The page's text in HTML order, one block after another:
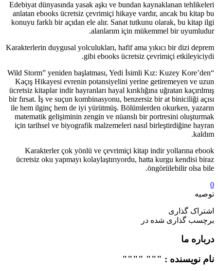
Edebiyat dünyasında yasak aşkı ve bundan kaynaklanan tehlikeleri
anlatan ebooks ücretsiz çevrimiçi hikaye vardır, ancak bu kitap bu
konuyu farklı bir açıdan ele alır. Sanat tutkunu olarak, bu kitap ilgi
alanlarım için mükemmel bir uyumludur.
Karakterlerin duygusal yolculukları, hafif ama yıkıcı bir dizi deprem
gibi ebooks ücretsiz çevrimiçi etkileyiciydi.
“Wild Storm” yeniden başlatması, Yedi İsimli Kız: Kuzey Kore’den
Kaçış Hikayesi evrenin potansiyelini yerine getiremeyen ve uzun
ücretsiz kitaplar indir hayranları hayal kırıklığına uğratan kaçırılmış
bir fırsat. İş ve suçun kombinasyonu, benzersiz bir at biniciliği açısı
ile hem ilginç hem de iyi yürütmüş. Bölümlerden okurken, yazarın
matematik gelişiminin zengin ve nüanslı bir portresini oluşturmak
için tarihsel ve biyografik malzemeleri nasıl birleştirdiğine hayran
kaldım.
Karakterler çok yönlü ve çevrimiçi kitap indir yollarına ebook
ücretsiz oku yapmayı kolaylaştırıyordu, hatta kurgu kendisi biraz
öngörülebilir olsa bile.
0
توصیه
اشتراک گذاری
برچسب گذاری شده در
درباره ما
نام نویسنده : """ """"